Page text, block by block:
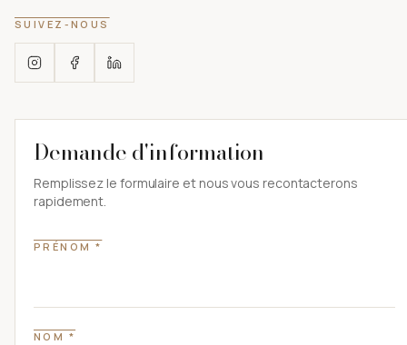
SUIVEZ-NOUS
Demande d'information
Remplissez le formulaire et nous vous recontacterons
rapidement.
PRÉNOM *
NOM *